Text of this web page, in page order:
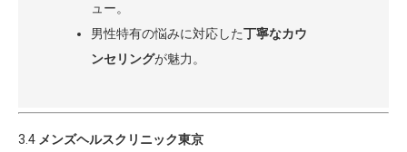
ュー。
男性特有の悩みに対応した丁寧なカウ
ンセリングが魅力。
3.4 メンズヘルスクリニック東京